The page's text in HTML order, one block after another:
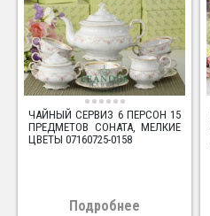
ЧАЙНЫЙ СЕРВИЗ 6 ПЕРСОН 15
ПРЕДМЕТОВ СОНАТА, МЕЛКИЕ
ЦВЕТЫ 07160725-0158
Подробнее